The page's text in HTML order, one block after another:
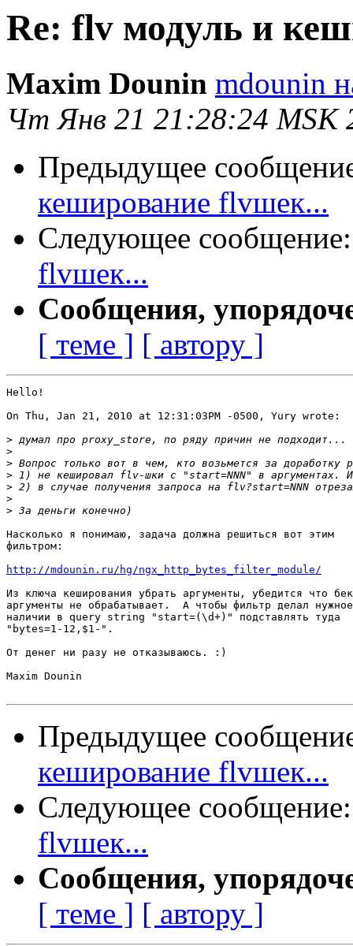
Re: flv модуль и
Maxim Dounin mdounin
Чт Янв 21 21:28:24 MSK
Предыдущее
кеширование flvшек...
Следующее
flvшек...
Сообщения,
[ теме ] [ автору ]
Hello!
On Thu, Jan 21, 2010 at 12:31:03PM -0500, Yury wrote:
>
>
>
>
>
>
>
Насколько я понимаю, задача должна решиться вот этим
фильтром:
http://mdounin.ru/hg/ngx_http_bytes_filter_module/
Из ключа кеширования убрать аргументы, убедится что
аргументы не обрабатывает.  А чтобы фильтр делал
наличии в query string "start=(\d+)" подставлять туда
"bytes=1-12,$1-".
От денег ни разу не отказываюсь. :)
Maxim Dounin
Предыдущее
кеширование flvшек...
Следующее
flvшек...
Сообщения,
[ теме ] [ автору ]